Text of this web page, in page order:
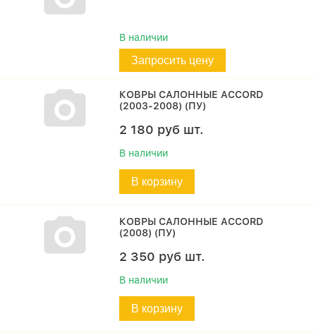
В наличии
Запросить цену
КОВРЫ САЛОННЫЕ ACCORD
(2003-2008) (ПУ)
2 180 руб шт.
В наличии
В корзину
КОВРЫ САЛОННЫЕ ACCORD
(2008) (ПУ)
2 350 руб шт.
В наличии
В корзину